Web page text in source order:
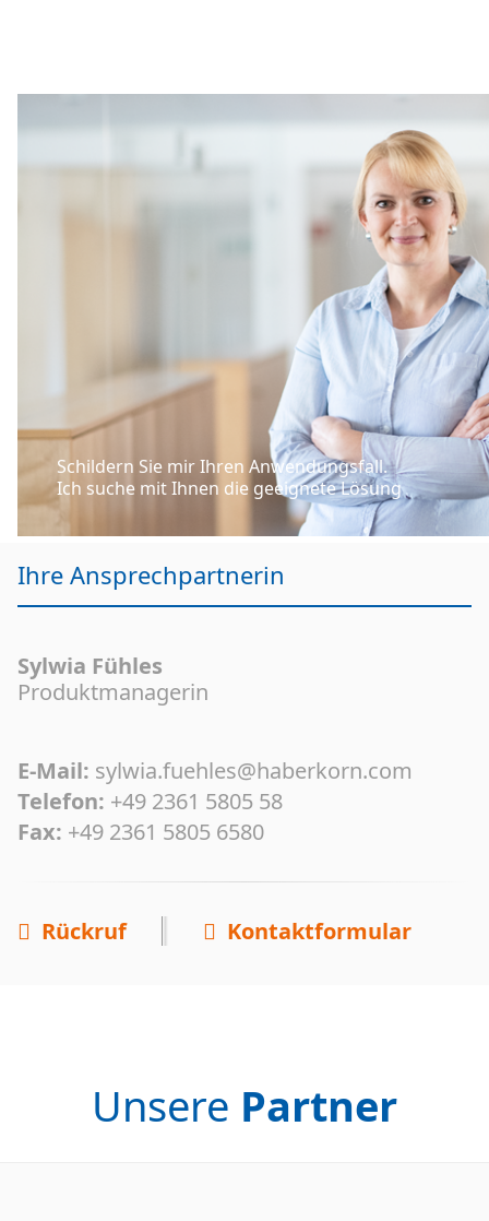
Schildern Sie mir Ihren Anwendungsfall.
Ich suche mit Ihnen die geeignete Lösung
Ihre Ansprechpartnerin
Sylwia Fühles
Produktmanagerin
E-Mail: sylwia.fuehles@haberkorn.com
Telefon: +49 2361 5805 58
Fax: +49 2361 5805 6580
Rückruf Kontaktformular
Unsere Partner